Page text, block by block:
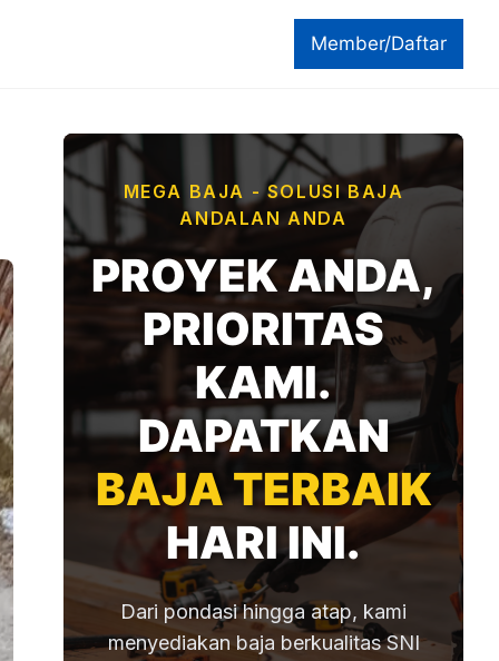
Member/Daftar
MEGA BAJA - SOLUSI BAJA
ANDALAN ANDA
PROYEK ANDA,
PRIORITAS
KAMI.
DAPATKAN
BAJA TERBAIK
HARI INI.
Dari pondasi hingga atap, kami
menyediakan baja berkualitas SNI